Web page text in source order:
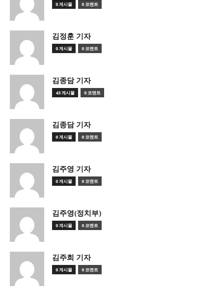
0 게시물 0 코멘트
김정훈 기자
0 게시물 0 코멘트
김종담 기자
43 게시물 0 코멘트
김종담 기자
0 게시물 0 코멘트
김주영 기자
0 게시물 0 코멘트
김주영(정치부)
0 게시물 0 코멘트
김주희 기자
0 게시물 0 코멘트